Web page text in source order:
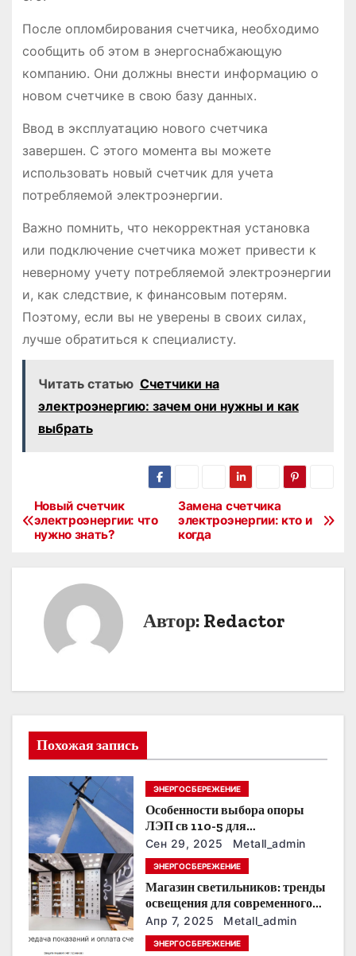
После опломбирования счетчика, необходимо
сообщить об этом в энергоснабжающую
компанию. Они должны внести информацию о
новом счетчике в свою базу данных.
Ввод в эксплуатацию нового счетчика
завершен. С этого момента вы можете
использовать новый счетчик для учета
потребляемой электроэнергии.
Важно помнить, что некорректная установка
или подключение счетчика может привести к
неверному учету потребляемой электроэнергии
и, как следствие, к финансовым потерям.
Поэтому, если вы не уверены в своих силах,
лучше обратиться к специалисту.
Читать статью Счетчики на
электроэнергию: зачем они нужны и как
выбрать
Н
и
я
о
з
а
п
Замена счетчика
электроэнергии: кто и
когда
Новый счетчик
электроэнергии: что
нужно знать?
Автор: Redactor
Похожая запись
ЭНЕРГОСБЕРЕЖЕНИЕ
Особенности выбора опоры
ЛЭП св 110-5 для
строительства электросетей
Сен 29, 2025 Metall_admin
ЭНЕРГОСБЕРЕЖЕНИЕ
Магазин светильников: тренды
освещения для современного
интерьера
Апр 7, 2025 Metall_admin
ЭНЕРГОСБЕРЕЖЕНИЕ